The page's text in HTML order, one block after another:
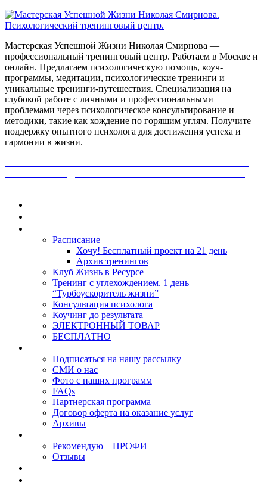
Мастерская Успешной Жизни Николая Смирнова —
профессиональный тренинговый центр. Работаем в Москве и
онлайн. Предлагаем психологическую помощь, коуч-
программы, медитации, психологические тренинги и
уникальные тренинги-путешествия. Специализация на
глубокой работе с личными и профессиональными
проблемами через психологическое консультирование и
методики, такие как хождение по горящим углям. Получите
поддержку опытного психолога для достижения успеха и
гармонии в жизни.
Расписание
Хочу! Бесплатный проект на 21 день
Архив тренингов
Клуб Жизнь в Ресурсе
Тренинг с углехождением. 1 день
“Турбоускоритель жизни”
Консультация психолога
Коучинг до результата
ЭЛЕКТРОННЫЙ ТОВАР
БЕСПЛАТНО
Подписаться на нашу рассылку
СМИ о нас
Фото с наших программ
FAQs
Партнерская программа
Договор оферта на оказание услуг
Архивы
Рекомендую – ПРОФИ
Отзывы